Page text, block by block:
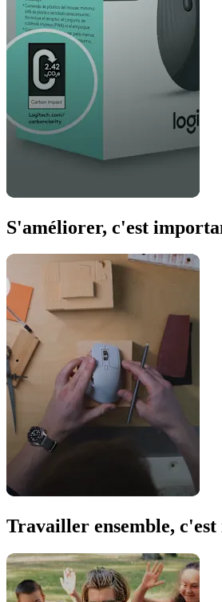
S'améliorer, c'est
Travailler ensemble,